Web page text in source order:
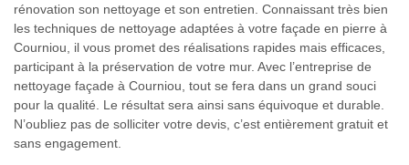
rénovation son nettoyage et son entretien. Connaissant très bien
les techniques de nettoyage adaptées à votre façade en pierre à
Courniou, il vous promet des réalisations rapides mais efficaces,
participant à la préservation de votre mur. Avec l’entreprise de
nettoyage façade à Courniou, tout se fera dans un grand souci
pour la qualité. Le résultat sera ainsi sans équivoque et durable.
N’oubliez pas de solliciter votre devis, c’est entièrement gratuit et
sans engagement.